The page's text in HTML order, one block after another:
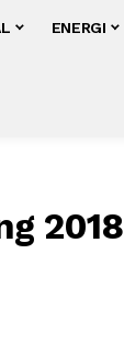
ENERGI
2018